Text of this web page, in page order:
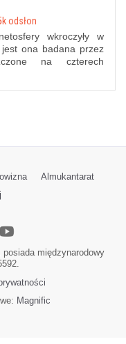
odsłon
wkroczyły w
ona badana przez
na czterech
Almukantarat
międzynarodowy
Magnific